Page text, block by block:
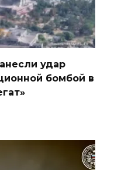
удар
бомбой в